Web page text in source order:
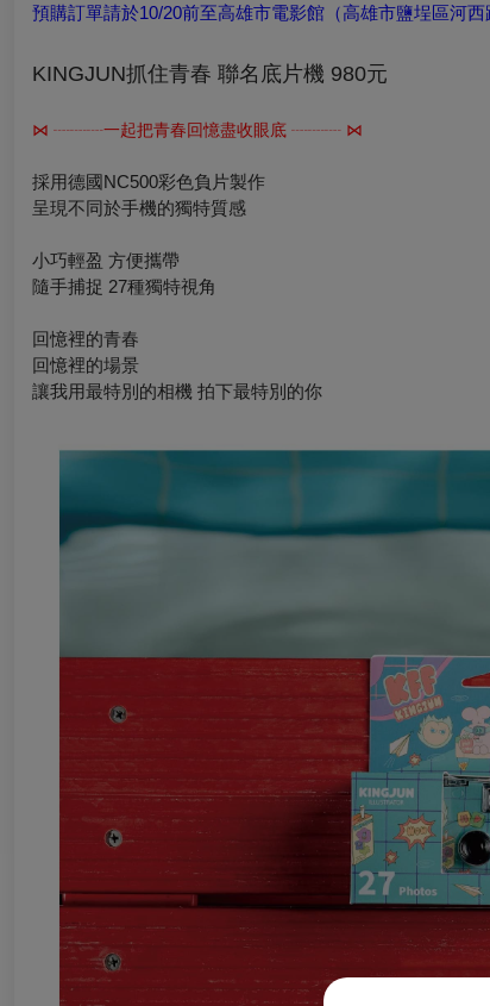
預購訂單請於10/20前至高雄市電影館（高雄市鹽埕區河西
KINGJUN抓住青春 聯名底片機 980元
⋈ ┈┈┈一起把青春回憶盡收眼底 ┈┈┈ ⋈
採用德國NC500彩色負片製作
呈現不同於手機的獨特質感
小巧輕盈 方便攜帶
隨手捕捉 27種獨特視角
回憶裡的青春
回憶裡的場景
讓我用最特別的相機 拍下最特別的你